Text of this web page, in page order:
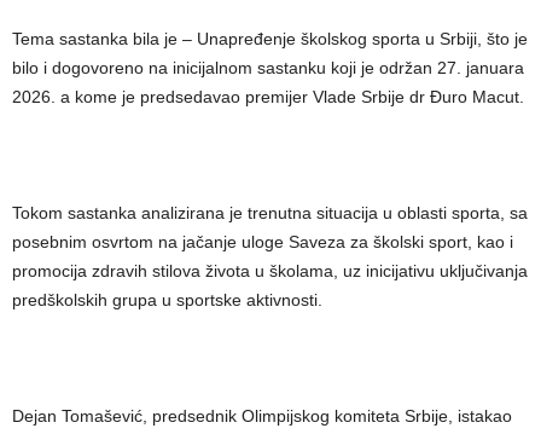
Tema sastanka bila je – Unapređenje školskog sporta u Srbiji, što je
bilo i dogovoreno na inicijalnom sastanku koji je održan 27. januara
2026. a kome je predsedavao premijer Vlade Srbije dr Đuro Macut.
Tokom sastanka analizirana je trenutna situacija u oblasti sporta, sa
posebnim osvrtom na jačanje uloge Saveza za školski sport, kao i
promocija zdravih stilova života u školama, uz inicijativu uključivanja
predškolskih grupa u sportske aktivnosti.
Dejan Tomašević, predsednik Olimpijskog komiteta Srbije, istakao